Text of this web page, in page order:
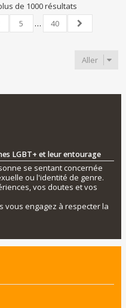
de 1000 résultats
5 …
40
Suivant
Aller
LGBT+ et leur entourage
se sentant concernée
ou l'identité de genre.
vos doutes et vos
vous engagez à respecter la